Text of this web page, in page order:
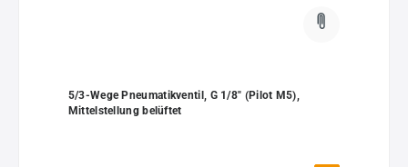
5/3-Wege Pneumatikventil, G 1/8" (Pilot M5),
Mittelstellung belüftet